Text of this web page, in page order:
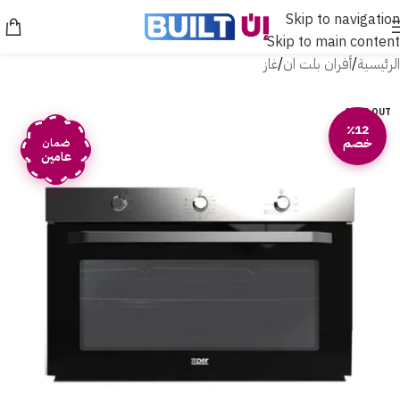
Skip to navigation
Skip to main content
الرئيسية/أفران بلت ان/غاز
SOLD OUT
٪12
خصم ضمان
عامين